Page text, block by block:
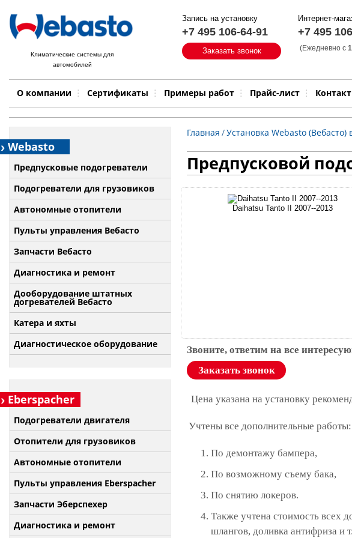
Климатические системы для
автомобилей
Запись на установку
+7 495 106-64-91
Заказать звонок
Интернет-
+7 495
(Ежедневно с
О компании Сертификаты Примеры работ Прайс-лист
Быстрый поиск:
Примеры работ Бренд
Webasto
Предпусковые подогреватели
Подогреватели для грузовиков
Автономные отопители
Пульты управления Вебасто
Запчасти Вебасто
Диагностика и ремонт
Дооборудование штатных
догревателей Вебасто
Катера и яхты
Диагностическое оборудование
Eberspacher
Подогреватели двигателя
Отопители для грузовиков
Автономные отопители
Пульты управления Eberspacher
Запчасти Эберспехер
Диагностика и ремонт
Главная /Установка Webasto (Вебасто)
Предпусковой
Daihatsu Tanto II 2007--2013
Звоните, ответим на все
Заказать звонок
Цена указана на установку
Учтены все дополнительные работы:
По демонтажу бампера,
По возможному съему бака,
По снятию локеров.
Также учтена стоимость всех
шлангов, доливка антифриза и